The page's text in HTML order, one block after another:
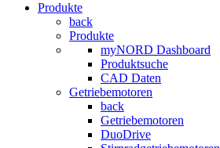
Produkte
back
Produkte
myNORD Dashboard
Produktsuche
CAD Daten
Getriebemotoren
back
Getriebemotoren
DuoDrive